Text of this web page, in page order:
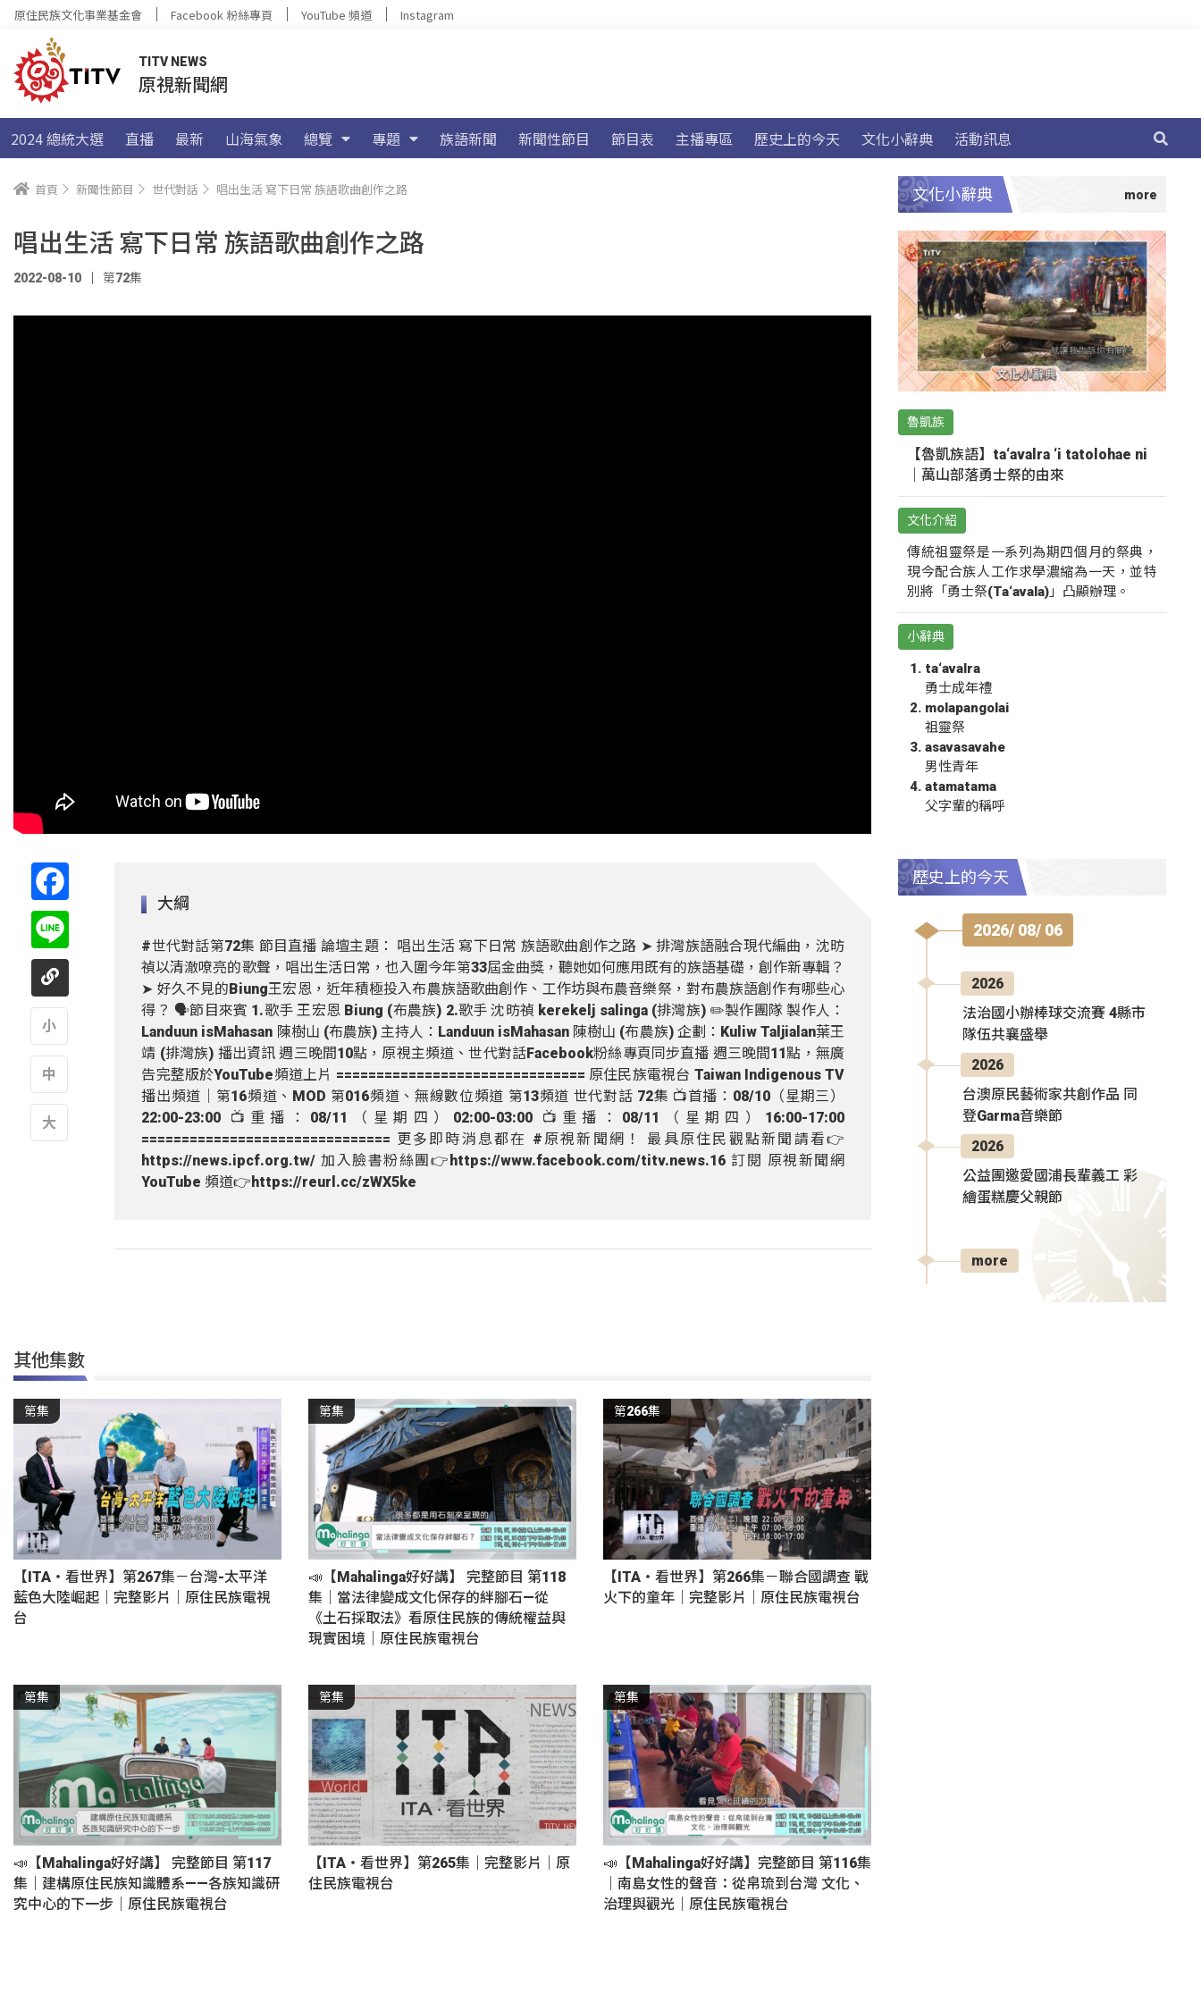
原住民族文化事業基金會 Facebook 粉絲專頁 YouTube 頻道 Instagram
TITV NEWS
原視新聞網
2024 總統大選 直播 最新 山海氣象 總覽 專題 族語新聞 新聞性節目 節目表 主播專區 歷史上的今天 文化小辭典 活動訊息
首頁 新聞性節目 世代對話 唱出生活 寫下日常 族語歌曲創作之路
唱出生活 寫下日常 族語歌曲創作之路
2022-08-10 第72集
大綱
#世代對話第72集 節目直播 論壇主題： 唱出生活 寫下日常 族語歌曲創作之路 ➤ 排灣族語融合現代編曲，沈昉
禎以清澈嘹亮的歌聲，唱出生活日常，也入圍今年第33屆金曲獎，聽她如何應用既有的族語基礎，創作新專輯？
➤ 好久不見的Biung王宏恩，近年積極投入布農族語歌曲創作、工作坊與布農音樂祭，對布農族語創作有哪些心
得？ 🗣節目來賓 1.歌手 王宏恩 Biung (布農族) 2.歌手 沈昉禎 kerekelj salinga (排灣族) ✏️製作團隊 製作人：
Landuun isMahasan 陳樹山 (布農族) 主持人：Landuun isMahasan 陳樹山 (布農族) 企劃：Kuliw Taljialan葉王
靖 (排灣族) 播出資訊 週三晚間10點，原視主頻道、世代對話Facebook粉絲專頁同步直播 週三晚間11點，無廣
告完整版於YouTube頻道上片 =============================== 原住民族電視台​ Taiwan Indigenous TV
播出頻道｜第16頻道、MOD 第016頻道、無線數位頻道 第13頻道 世代對話 72集 📺首播：08/10（星期三）
22:00-23:00 📺重播：08/11（星期四）02:00-03:00 📺重播：08/11（星期四）16:00-17:00
=============================== 更多即時消息都在 #原視新聞網！ 最具原住民觀點新聞請看👉
https://news.ipcf.org.tw/ 加入臉書粉絲團👉https://www.facebook.com/titv.news.16 訂閱 原視新聞網
YouTube 頻道👉https://reurl.cc/zWX5ke
其他集數
第集
【ITA・看世界】第267集－台灣-太平洋
藍色大陸崛起｜完整影片｜原住民族電視
台
第集
📣【Mahalinga好好講】 完整節目 第118
集｜當法律變成文化保存的絆腳石—從
《土石採取法》看原住民族的傳統權益與
現實困境｜原住民族電視台
第266集
【ITA・看世界】第266集－聯合國調查 戰
火下的童年｜完整影片｜原住民族電視台
第集
📣【Mahalinga好好講】 完整節目 第117
集｜建構原住民族知識體系——各族知識研
究中心的下一步｜原住民族電視台
第集
【ITA・看世界】第265集｜完整影片｜原
住民族電視台
第集
📣【Mahalinga好好講】完整節目 第116集
｜南島女性的聲音：從帛琉到台灣 文化、
治理與觀光｜原住民族電視台
文化小辭典
魯凱族
【魯凱族語】ta‘avalra ‘i tatolohae ni
｜萬山部落勇士祭的由來
文化介紹
傳統祖靈祭是一系列為期四個月的祭典，
現今配合族人工作求學濃縮為一天，並特
別將「勇士祭(Ta‘avala)」凸顯辦理。
小辭典
ta‘avalra
勇士成年禮
molapangolai
祖靈祭
asavasavahe
男性青年
atamatama
父字輩的稱呼
歷史上的今天
2026/ 08/ 06
2026
法治國小辦棒球交流賽 4縣市
隊伍共襄盛舉
2026
台澳原民藝術家共創作品 同
登Garma音樂節
2026
公益團邀愛國浦長輩義工 彩
繪蛋糕慶父親節
more